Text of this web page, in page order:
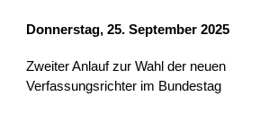
Donnerstag, 25. September 2025
Zweiter Anlauf zur Wahl der neuen
Verfassungsrichter im Bundestag